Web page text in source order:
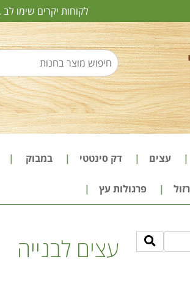
לקוחות יקרים שימו
עצים דק סינטטי במבוק
פרגולות עץ
עצים לבנייה